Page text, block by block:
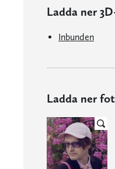
Ladda ner
Inbunden
Ladda ner